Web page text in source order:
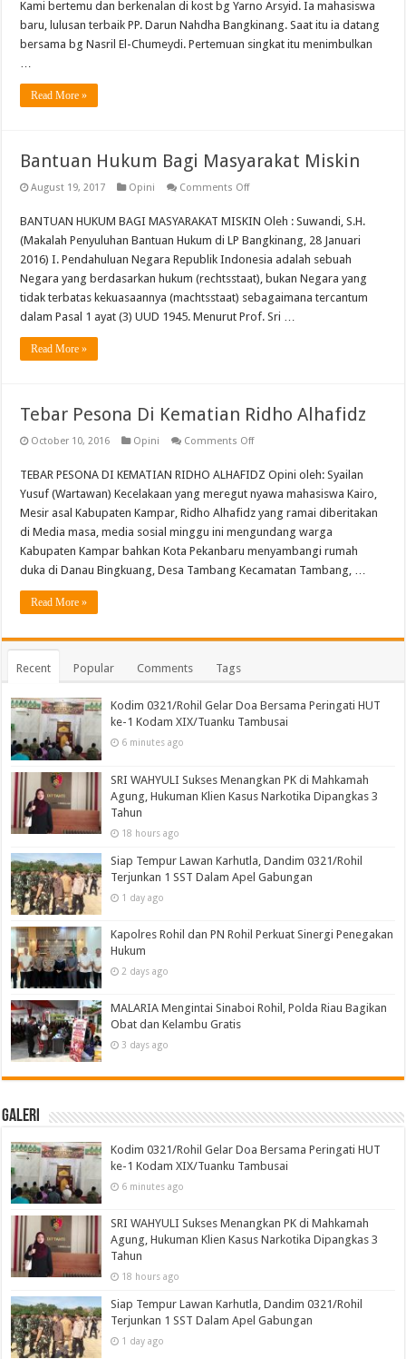
Mencintainya;
Memorian
Masnur
Marzuki
Kami bertemu dan berkenalan di kost bg Yarno Arsyid. Ia mahasiswa
baru, lulusan terbaik PP. Darun Nahdha Bangkinang. Saat itu ia datang
bersama bg Nasril El-Chumeydi. Pertemuan singkat itu menimbulkan
…
Read More »
Bantuan Hukum Bagi Masyarakat Miskin
August 19, 2017 Opini Comments Offon
Bagi
Masyarakat
Miskin
BANTUAN HUKUM BAGI MASYARAKAT MISKIN Oleh : Suwandi, S.H.
(Makalah Penyuluhan Bantuan Hukum di LP Bangkinang, 28 Januari
2016) I. Pendahuluan Negara Republik Indonesia adalah sebuah
Negara yang berdasarkan hukum (rechtsstaat), bukan Negara yang
tidak terbatas kekuasaannya (machtsstaat) sebagaimana tercantum
dalam Pasal 1 ayat (3) UUD 1945. Menurut Prof. Sri …
Read More »
Tebar Pesona Di Kematian Ridho Alhafidz
October 10, 2016 Opini Comments Offon
Di
Ridho
Alhafidz
TEBAR PESONA DI KEMATIAN RIDHO ALHAFIDZ Opini oleh: Syailan
Yusuf (Wartawan) Kecelakaan yang meregut nyawa mahasiswa Kairo,
Mesir asal Kabupaten Kampar, Ridho Alhafidz yang ramai diberitakan
di Media masa, media sosial minggu ini mengundang warga
Kabupaten Kampar bahkan Kota Pekanbaru menyambangi rumah
duka di Danau Bingkuang, Desa Tambang Kecamatan Tambang, …
Read More »
Recent Popular Comments Tags
Kodim 0321/Rohil Gelar Doa Bersama Peringati HUT
ke-1 Kodam XIX/Tuanku Tambusai
6 minutes ago
SRI WAHYULI Sukses Menangkan PK di Mahkamah
Agung, Hukuman Klien Kasus Narkotika Dipangkas 3
Tahun
18 hours ago
Siap Tempur Lawan Karhutla, Dandim 0321/Rohil
Terjunkan 1 SST Dalam Apel Gabungan
1 day ago
Kapolres Rohil dan PN Rohil Perkuat Sinergi Penegakan
Hukum
2 days ago
MALARIA Mengintai Sinaboi Rohil, Polda Riau Bagikan
Obat dan Kelambu Gratis
3 days ago
Galeri
Kodim 0321/Rohil Gelar Doa Bersama Peringati HUT
ke-1 Kodam XIX/Tuanku Tambusai
6 minutes ago
SRI WAHYULI Sukses Menangkan PK di Mahkamah
Agung, Hukuman Klien Kasus Narkotika Dipangkas 3
Tahun
18 hours ago
Siap Tempur Lawan Karhutla, Dandim 0321/Rohil
Terjunkan 1 SST Dalam Apel Gabungan
1 day ago